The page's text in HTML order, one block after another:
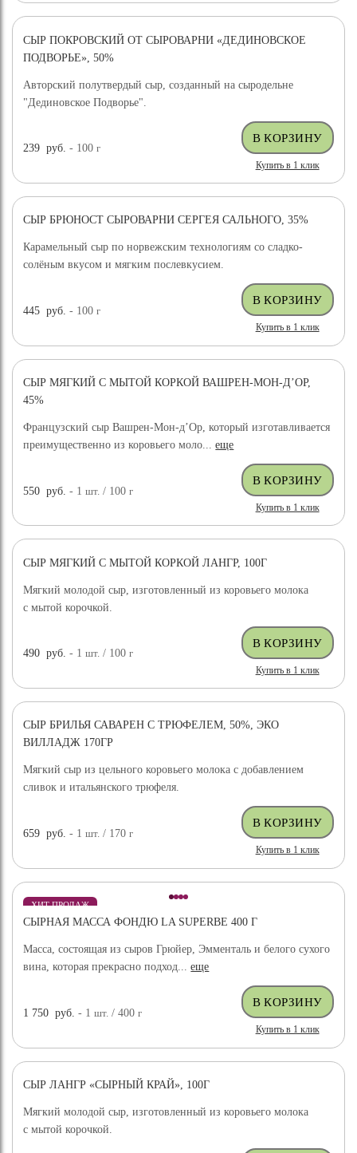
СЫР ПОКРОВСКИЙ ОТ СЫРОВАРНИ «ДЕДИНОВСКОЕ
ПОДВОРЬЕ», 50%
Авторский полутвердый сыр, созданный на сыродельне
"Дединовское Подворье".
239 руб. - 100г
Купить в 1 клик
ХИТ ПРОДАЖ
СЫР БРЮНОСТ СЫРОВАРНИ СЕРГЕЯ САЛЬНОГО, 35%
Карамельный сыр по норвежским технологиям со сладко-
солёным вкусом и мягким послевкусием.
445 руб. - 100г
Купить в 1 клик
СЫР МЯГКИЙ С МЫТОЙ КОРКОЙ ВАШРЕН-МОН-Д’ОР,
45%
Французский сыр Вашрен-Мон-д’Ор, который изготавливается
преимущественно из коровьего моло...еще
550 руб. - 1шт. / 100г
Купить в 1 клик
СЫР МЯГКИЙ С МЫТОЙ КОРКОЙ ЛАНГР, 100Г
Мягкий молодой сыр, изготовленный из коровьего молока
с мытой корочкой.
490 руб. - 1шт. / 100г
Купить в 1 клик
СЫР БРИЛЬЯ САВАРЕН С ТРЮФЕЛЕМ, 50%, ЭКО
ВИЛЛАДЖ 170ГР
Мягкий сыр из цельного коровьего молока с добавлением
сливок и итальянского трюфеля.
659 руб. - 1шт. / 170г
Купить в 1 клик
ХИТ ПРОДАЖ
СЫРНАЯ МАССА ФОНДЮ LA SUPERBE 400 Г
Масса, состоящая из сыров Грюйер, Эмменталь и белого сухого
вина, которая прекрасно подход...еще
1 750 руб. - 1шт. / 400г
Купить в 1 клик
СЫР ЛАНГР «СЫРНЫЙ КРАЙ», 100Г
Мягкий молодой сыр, изготовленный из коровьего молока
с мытой корочкой.